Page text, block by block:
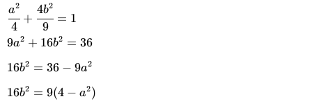
\cfrac{a^2}
{4}+\cfrac{4b^2}
{9}=1
4
a2
+
9
4b2
= 1
9a^2+16b^2=36
9a2 + 16b2 = 36
16b^2=36-
9a^2
16b2 = 36 − 9a2
16b^2=9(4-
16b2 = 9(4 − a2)